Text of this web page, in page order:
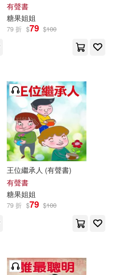
有聲書
糖果姐姐
79 折 $79 $100
王位繼承人 (有聲書)
有聲書
糖果姐姐
79 折 $79 $100